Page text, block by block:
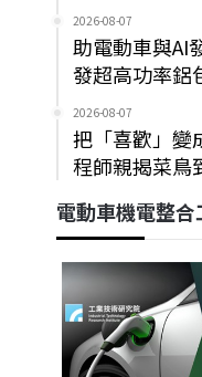
2026-08-07
助電動車與AI
發超高功率鋁
2026-08-07
把「喜歡」變
程師親揭菜鳥
電動車機電整合